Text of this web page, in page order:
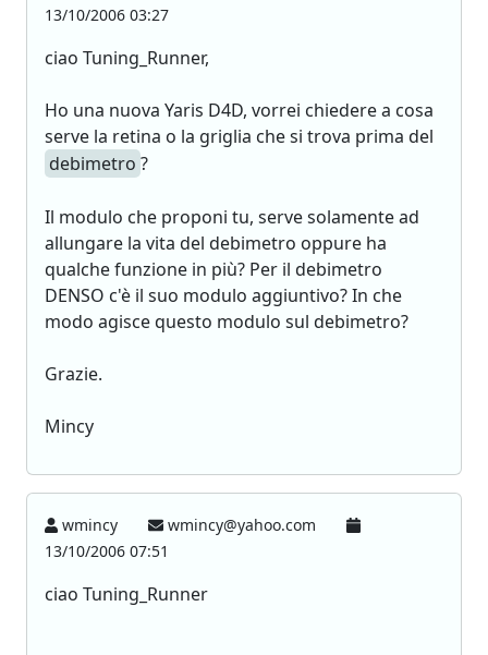
13/10/2006 03:27
ciao Tuning_Runner,
Ho una nuova Yaris D4D, vorrei chiedere a cosa
serve la retina o la griglia che si trova prima del
debimetro ?
Il modulo che proponi tu, serve solamente ad
allungare la vita del debimetro oppure ha
qualche funzione in più? Per il debimetro
DENSO c'è il suo modulo aggiuntivo? In che
modo agisce questo modulo sul debimetro?
Grazie.
Mincy
wmincy
wmincy@yahoo.com
13/10/2006 07:51
ciao Tuning_Runner